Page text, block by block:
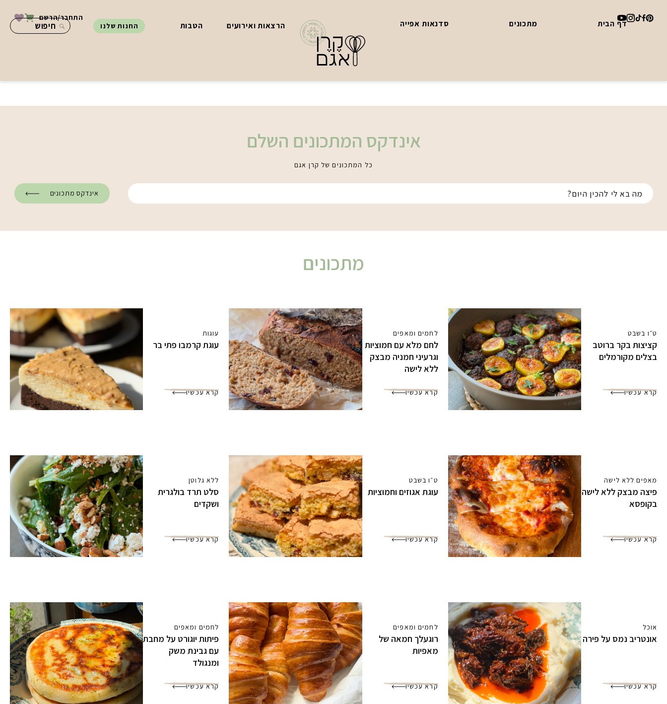
התחבר/הרשם
דף הבית מתכונים סדנאות אפייה הרצאות ואירועים הטבות החנות שלנו
אינדקס המתכונים השלם
כל המתכונים של קרן אגם
אינדקס מתכונים
מתכונים
ט״ו בשבט
קציצות בקר ברוטב
בצלים מקורמלים
קרא עכשיו
לחמים ומאפים
לחם מלא עם חמוציות
וגרעיני חמניה מבצק
ללא לישה
קרא עכשיו
עוגות
עוגת קרמבו פתי בר
קרא עכשיו
מאפים ללא לישה
פיצה מבצק ללא לישה
בקופסא
קרא עכשיו
ט״ו בשבט
עוגת אגוזים וחמוציות
קרא עכשיו
ללא גלוטן
סלט תרד בולגרית
ושקדים
קרא עכשיו
אוכל
אונטריב נמס על פירה
קרא עכשיו
לחמים ומאפים
רוגעלך חמאה של
מאפיות
קרא עכשיו
לחמים ומאפים
פיתות יוגורט על מחבת
עם גבינת משק
ומנגולד
קרא עכשיו